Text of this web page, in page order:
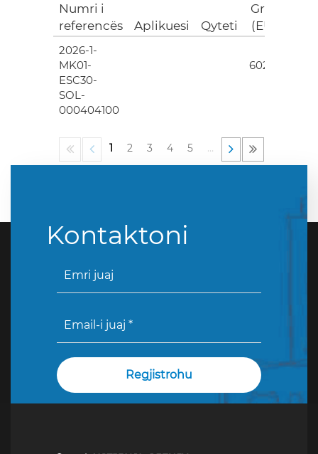
Numri i
referencës
Aplikuesi Qyteti
Grant
(EUR)
2026-1-
MK01-
ESC30-
SOL-
000404100
602.00
1 2 3 4 5 …
Kontaktoni